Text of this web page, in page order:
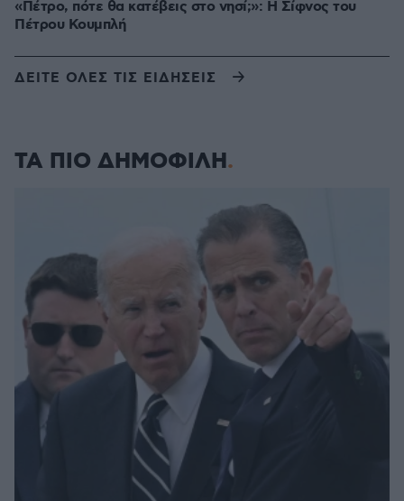
«Πέτρο, πότε θα κατέβεις στο νησί;»: Η Σίφνος του
Πέτρου Κουμπλή
ΔΕΙΤΕ ΟΛΕΣ ΤΙΣ ΕΙΔΗΣΕΙΣ
ΤΑ ΠΙΟ ΔΗΜΟΦΙΛΗ